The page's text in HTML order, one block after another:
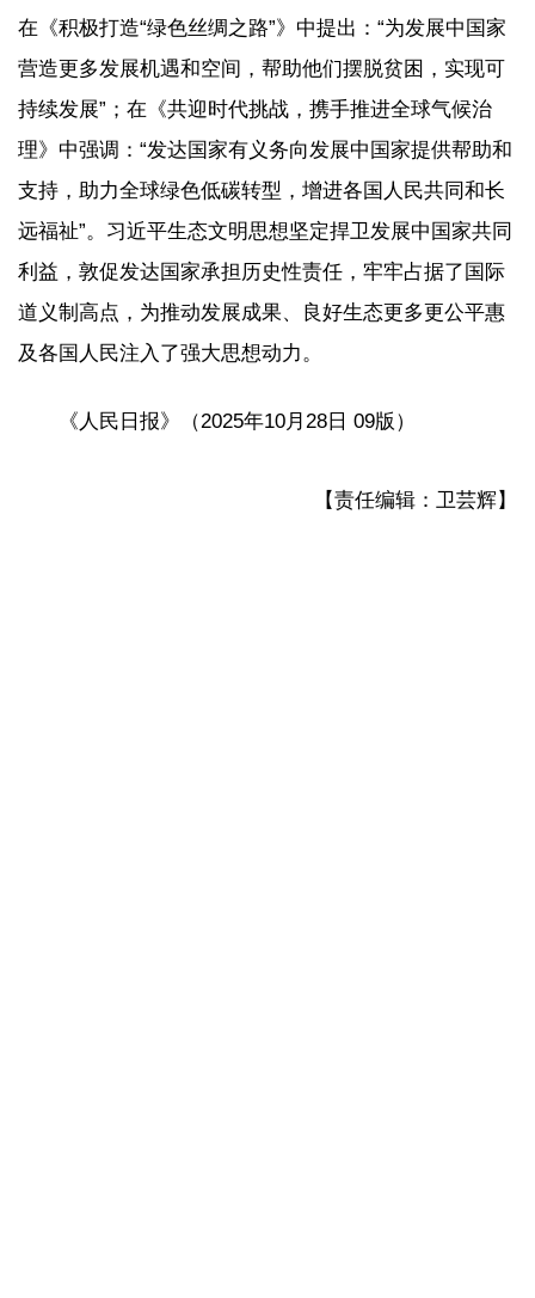
在《积极打造“绿色丝绸之路”》中提出：“为发展中国家
营造更多发展机遇和空间，帮助他们摆脱贫困，实现可
持续发展”；在《共迎时代挑战，携手推进全球气候治
理》中强调：“发达国家有义务向发展中国家提供帮助和
支持，助力全球绿色低碳转型，增进各国人民共同和长
远福祉”。习近平生态文明思想坚定捍卫发展中国家共同
利益，敦促发达国家承担历史性责任，牢牢占据了国际
道义制高点，为推动发展成果、良好生态更多更公平惠
及各国人民注入了强大思想动力。
《人民日报》（2025年10月28日 09版）
【责任编辑：卫芸辉】